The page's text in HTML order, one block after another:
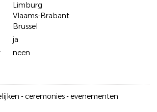
Limburg
Vlaams-Brabant
Brussel
ja
neen
- ceremonies - evenementen